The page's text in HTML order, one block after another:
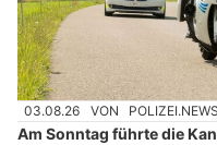
03.08.26 VON
Am Sonntag führte die